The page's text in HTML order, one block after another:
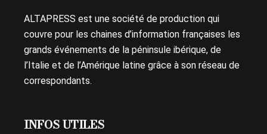
ALTAPRESS est une société de production qui
couvre pour les chaines d’information françaises les
grands événements de la péninsule ibérique, de
l’Italie et de l’Amérique latine grâce à son réseau de
correspondants.
INFOS UTILES